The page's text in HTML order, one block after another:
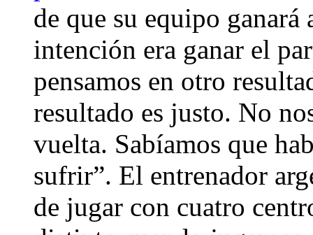
de que su equipo
intención era ganar el
pensamos en otro
resultado es justo. No
vuelta. Sabíamos que
sufrir”. El entrenador
de jugar con cuatro